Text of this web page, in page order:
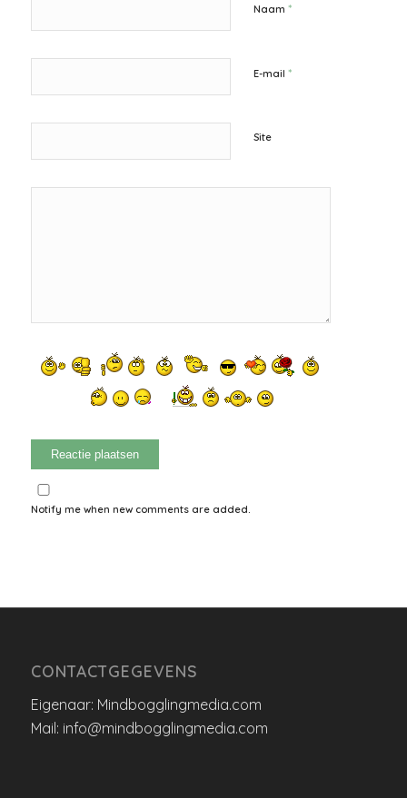
Naam *
E-mail *
Site
Notify me when new comments are added.
CONTACTGEGEVENS
Eigenaar: Mindbogglingmedia.com
Mail: info@mindbogglingmedia.com